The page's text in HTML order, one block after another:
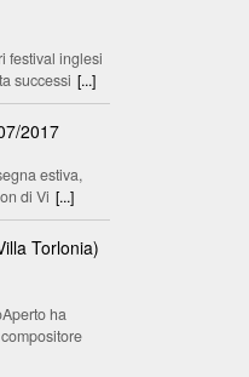
festival inglesi
successi [...]
2017
estiva,
di Vi [...]
Torlonia)
ha